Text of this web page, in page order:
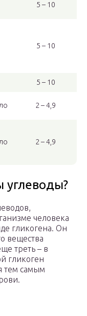
5 – 10
5 – 10
5 – 10
2 – 4,9
2 – 4,9
углеводы?
человека
гликогена. Он
вещества
треть – в
гликоген
тем самым